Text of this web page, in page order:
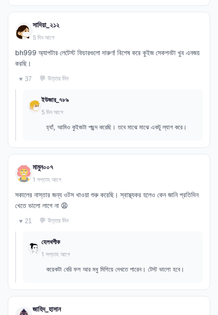
সাদিয়া_২১২
5 দিন আগে
bh999 অ্যাপটার লেটেস্ট ফিচারগুলো দারুণ! বিশেষ করে কুইজ সেকশনটা খুব এনজয়
করছি।
♥ 37 💬 উত্তর দিন
ইউজার_৭৮৯
5 দিন আগে
হ্যাঁ, আমিও কুইজটা পছন্দ করেছি। তবে মাঝে মাঝে একটু ল্যাগ করে।
মামুন০০৭
1 সপ্তাহ আগে
সকালের নাস্তার জন্য ওটস খাওয়া শুরু করেছি। স্বাস্থ্যকর হলেও কেন জানি প্রতিদিন
খেতে ভালো লাগে না 😩
♥ 21 💬 উত্তর দিন
হেলথগীক
1 সপ্তাহ আগে
কয়েকটা বেরি ফল আর মধু মিশিয়ে দেখতে পারেন। টেস্ট ভালো হবে।
জাহিদ_হাসান